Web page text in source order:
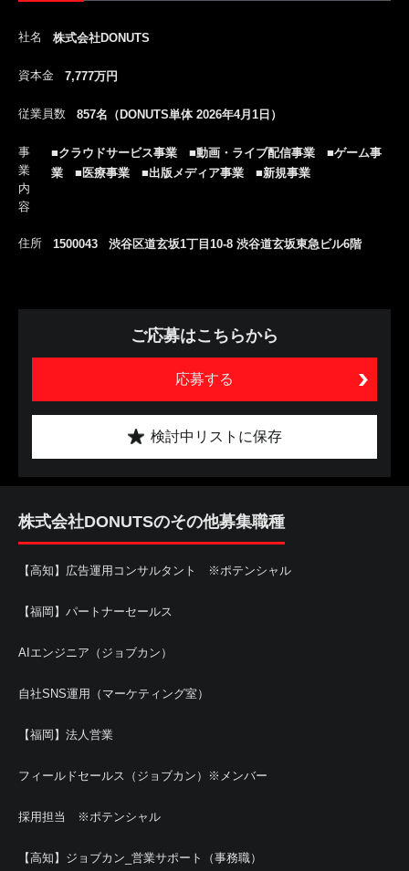
社名 株式会社DONUTS
資本金 7,777万円
従業員数 857名（DONUTS単体 2026年4月1日）
事
業
内
容
■クラウドサービス事業 ■動画・ライブ配信事業 ■ゲーム事
業 ■医療事業 ■出版メディア事業 ■新規事業
住所 1500043 渋谷区道玄坂1丁目10-8 渋谷道玄坂東急ビル6階
ご応募はこちらから
応募する
検討中リストに保存
株式会社DONUTSのその他募集職種
【高知】広告運用コンサルタント ※ポテンシャル
【福岡】パートナーセールス
AIエンジニア（ジョブカン）
自社SNS運用（マーケティング室）
【福岡】法人営業
フィールドセールス（ジョブカン）※メンバー
採用担当 ※ポテンシャル
【高知】ジョブカン_営業サポート（事務職）